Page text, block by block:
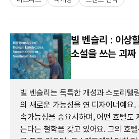
빌 벤슬리 : 이상
소설을 쓰는 괴짜
빌 벤슬리는 독특한 개성과 스토리텔
의 새로운 가능성을 연 디자이너예요.
속가능성을 중요시하며, 어떤 호텔도
는다는 철학을 갖고 있어요. 그의 호